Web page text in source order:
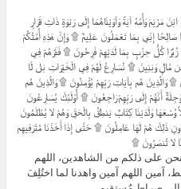
مَرْيَمَ وَأُمَّهُ آيَةً وَآوَيْنَاهُمَا إِلَى رَبْوَةٍ ذَاتِ قَرَارٍ
صَالِحًا إِنِّي بِمَا تَعْمَلُونَ عَلِيمٌ ۩ وَإِنَّ هَذِهِ أُمَّتُكُمْ
زُبُرًا كُلُّ حِزْبٍ بِمَا لَدَيْهِمْ فَرِحُونَ ۩ فَذَرْهُمْ فِي
وَبَنِينَ ۩ نُسَارِعُ لَهُمْ فِي الْخَيْرَاتِ بَل لّا
هُم بِآيَاتِ رَبِّهِمْ يُؤْمِنُونَ ۩ وَالَّذِينَ هُم
وَجِلَةٌ أَنَّهُمْ إِلَى رَبِّهِمْ رَاجِعُونَ ۩ أُوْلَئِكَ يُسَارِعُونَ
وَلَدَيْنَا كِتَابٌ يَنطِقُ بِالْحَقِّ وَهُمْ لا يُظْلَمُونَ
ذَلِكَ هُمْ لَهَا عَامِلُونَ ۩ حَتَّى إِذَا أَخَذْنَا مُتْرَفِيهِم
لا تُنصَرُونَ ۩
على ذلكم من الشاهدين، اللهم
آمين اللهم آمين واهدنا لما اختُلِفَ